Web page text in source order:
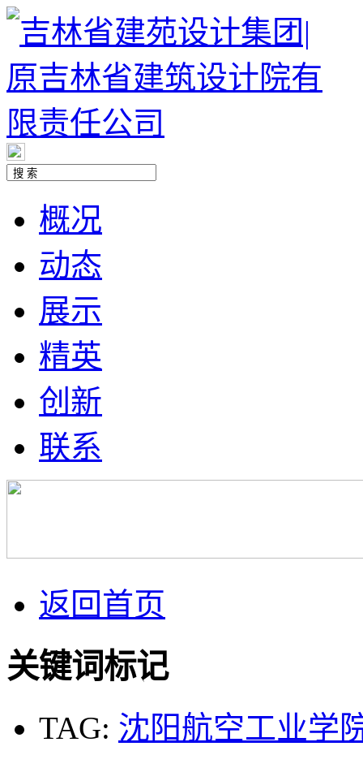
概况
动态
展示
精英
创新
联系
返回首页
关键词标记
TAG: 沈阳航空工业学